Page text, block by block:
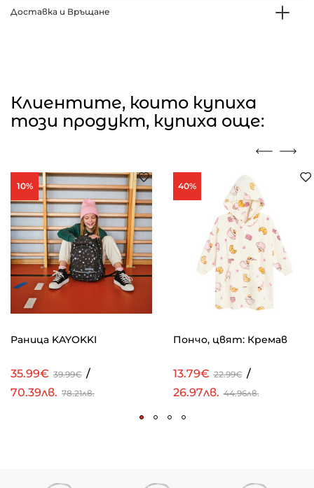
Доставка и Връщане
Клиентите, които купиха
този продукт, купиха още:
10%
Раница KAYOKKI
35.99€ 39.99€ /
70.39лв. 78.21лв.
40%
Пончо, цвят: Кремав
13.79€ 22.99€ /
26.97лв. 44.96лв.